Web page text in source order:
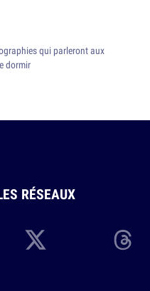
qui parleront aux
dormir
RÉSEAUX